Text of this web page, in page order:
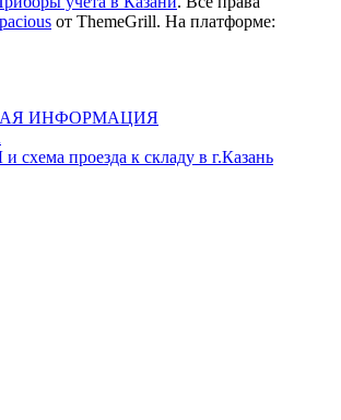
от ThemeGrill. На платформе:
ИНФОРМАЦИЯ
проезда к складу в г.Казань